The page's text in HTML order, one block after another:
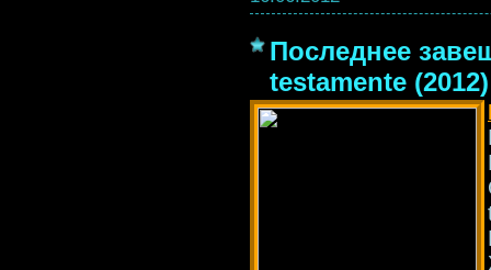
Последнее
testamente